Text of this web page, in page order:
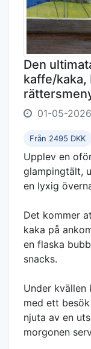
Den
kaffe/
01-05-2026
Från 2495 DKK
Upplev en
glampingtält,
en lyxig
Det kommer
kaka på
en flaska
snacks.
Under
med ett
njuta av en
morgonen